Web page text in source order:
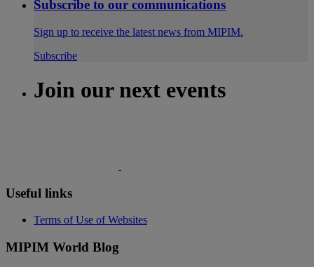
Subscribe to our communications
Sign up to receive the latest news from MIPIM.
Subscribe
Join our next events
Useful links
Terms of Use of Websites
MIPIM World Blog